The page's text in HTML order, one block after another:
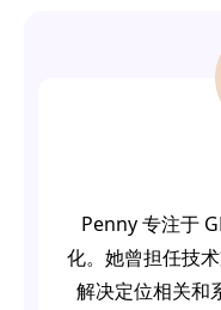
Penny 专注于
化。她曾担任技
解决定位相关和